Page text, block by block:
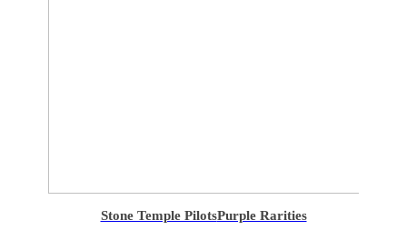
Stone Temple PilotsPurple Rarities